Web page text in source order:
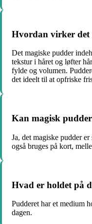
Hvordan virker det
Det magiske pudder
tekstur i håret og løfter
fylde og volumen.
det ideelt til at opfriske
Kan magisk
Ja, det magiske pudder
også bruges på kort,
Hvad er holdet på
Pudderet har et medium
dagen.